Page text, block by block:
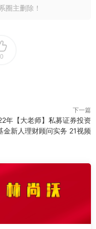
圈主删除！
0
下一篇
年【大老师】私募证券投资
金新人理财顾问实务 21视频